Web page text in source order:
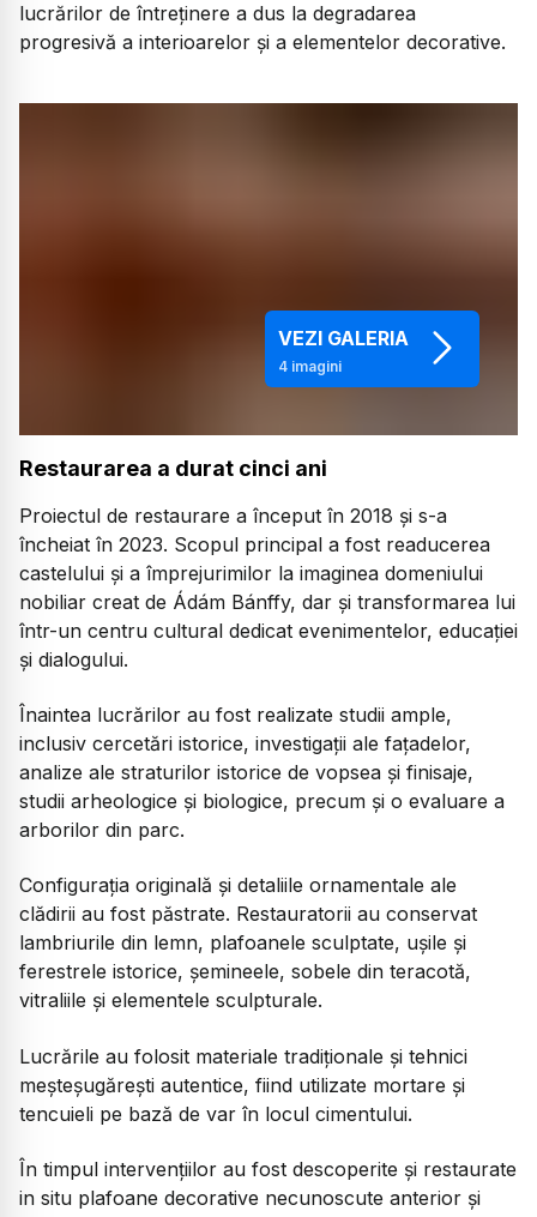
lucrărilor de întreținere a dus la degradarea
progresivă a interioarelor și a elementelor decorative.
VEZI GALERIA
4imagini
Restaurarea a durat cinci ani
Proiectul de restaurare a început în 2018 și s-a
încheiat în 2023. Scopul principal a fost readucerea
castelului și a împrejurimilor la imaginea domeniului
nobiliar creat de Ádám Bánffy, dar și transformarea lui
într-un centru cultural dedicat evenimentelor, educației
și dialogului.
Înaintea lucrărilor au fost realizate studii ample,
inclusiv cercetări istorice, investigații ale fațadelor,
analize ale straturilor istorice de vopsea și finisaje,
studii arheologice și biologice, precum și o evaluare a
arborilor din parc.
Configurația originală și detaliile ornamentale ale
clădirii au fost păstrate. Restauratorii au conservat
lambriurile din lemn, plafoanele sculptate, ușile și
ferestrele istorice, șemineele, sobele din teracotă,
vitraliile și elementele sculpturale.
Lucrările au folosit materiale tradiționale și tehnici
meșteșugărești autentice, fiind utilizate mortare și
tencuieli pe bază de var în locul cimentului.
În timpul intervențiilor au fost descoperite și restaurate
in situ plafoane decorative necunoscute anterior și